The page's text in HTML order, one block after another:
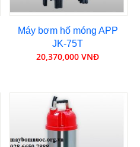
Máy bơm hố móng APP
JK-75T
20,370,000 VNĐ